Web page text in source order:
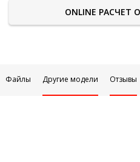
ONLINE
Файлы Другие модели Отзывы